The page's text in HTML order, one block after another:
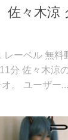
々木涼
レーベル 無料
分 佐々木涼
。 ユーザー...